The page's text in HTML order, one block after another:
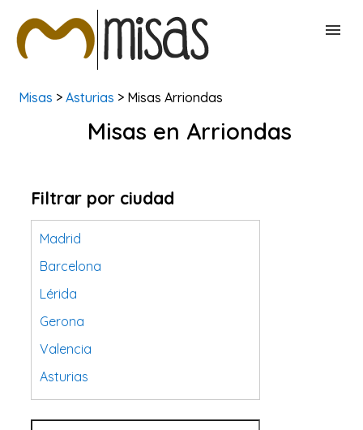
BUSCAR MISAS
Misas > Asturias > Misas Arriondas
Misas en Arriondas
Filtrar por ciudad
Madrid
Barcelona
Lérida
Gerona
Valencia
Asturias
Tarragona